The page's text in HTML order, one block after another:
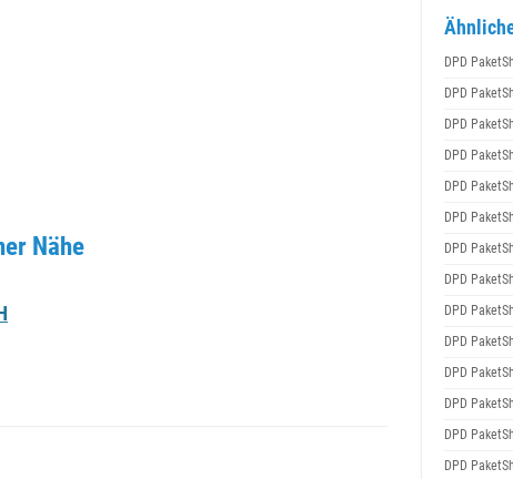
Nähe
DPD
DPD
DPD
DPD
DPD
DPD
DPD
DPD
DPD
DPD
DPD
DPD
DPD
DPD